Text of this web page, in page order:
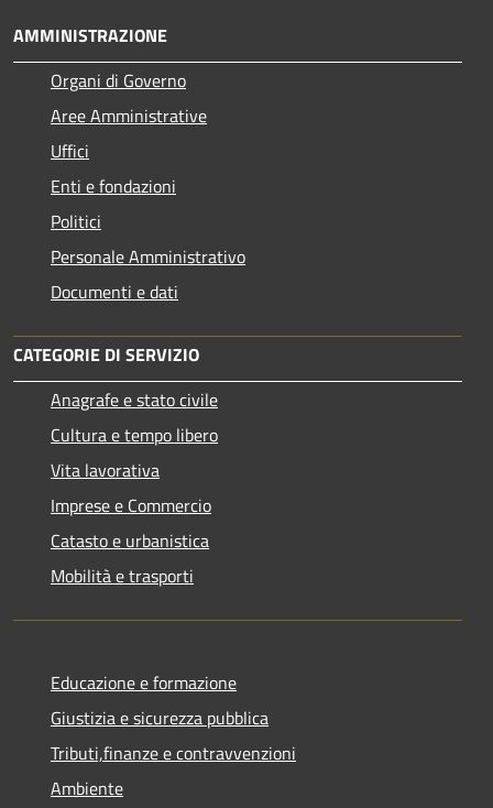
AMMINISTRAZIONE
Organi di Governo
Aree Amministrative
Uffici
Enti e fondazioni
Politici
Personale Amministrativo
Documenti e dati
CATEGORIE DI SERVIZIO
Anagrafe e stato civile
Cultura e tempo libero
Vita lavorativa
Imprese e Commercio
Catasto e urbanistica
Mobilità e trasporti
Educazione e formazione
Giustizia e sicurezza pubblica
Tributi,finanze e contravvenzioni
Ambiente